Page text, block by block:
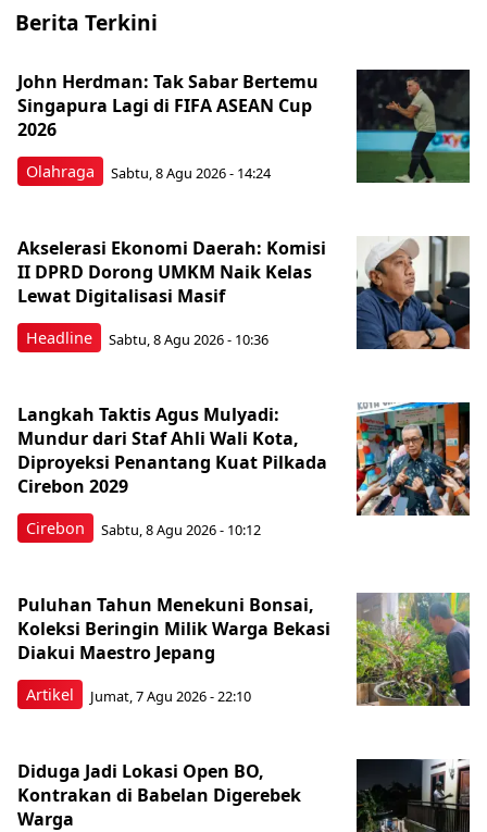
Berita Terkini
Olahraga
John Herdman: Tak Sabar Bertemu
Singapura Lagi di FIFA ASEAN Cup
2026
Sabtu, 8 Agu 2026 - 14:24
Headline
Akselerasi Ekonomi Daerah: Komisi
II DPRD Dorong UMKM Naik Kelas
Lewat Digitalisasi Masif
Sabtu, 8 Agu 2026 - 10:36
Cirebon
Langkah Taktis Agus Mulyadi:
Mundur dari Staf Ahli Wali Kota,
Diproyeksi Penantang Kuat Pilkada
Cirebon 2029
Sabtu, 8 Agu 2026 - 10:12
Artikel
Puluhan Tahun Menekuni Bonsai,
Koleksi Beringin Milik Warga Bekasi
Diakui Maestro Jepang
Jumat, 7 Agu 2026 - 22:10
Diduga Jadi Lokasi Open BO,
Kontrakan di Babelan Digerebek
Warga